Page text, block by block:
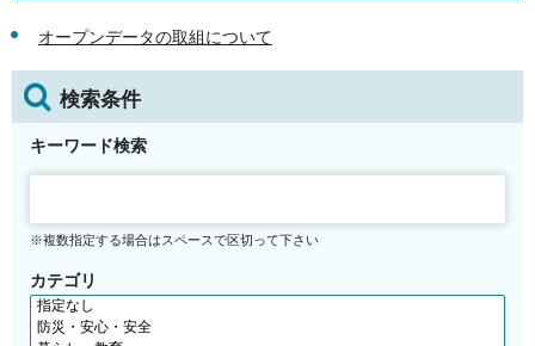
オープンデータの取組について
検索条件
キーワード検索
※複数指定する場合はスペースで区切って下さい
カテゴリ